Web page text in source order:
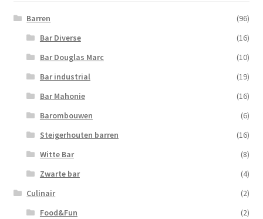
Barren
(96)
Bar Diverse
(16)
Bar Douglas Marc
(10)
Bar industrial
(19)
Bar Mahonie
(16)
Barombouwen
(6)
Steigerhouten barren
(16)
Witte Bar
(8)
Zwarte bar
(4)
Culinair
(2)
Food&Fun
(2)